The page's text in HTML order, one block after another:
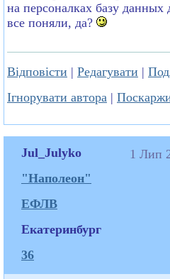
на персоналках базу
все поняли, да?
Відповісти | Редагувати |
Ігнорувати автора |
Jul_Julyko
"Наполеон"
ЕФЛВ
Екатеринбург
36
1 Лип